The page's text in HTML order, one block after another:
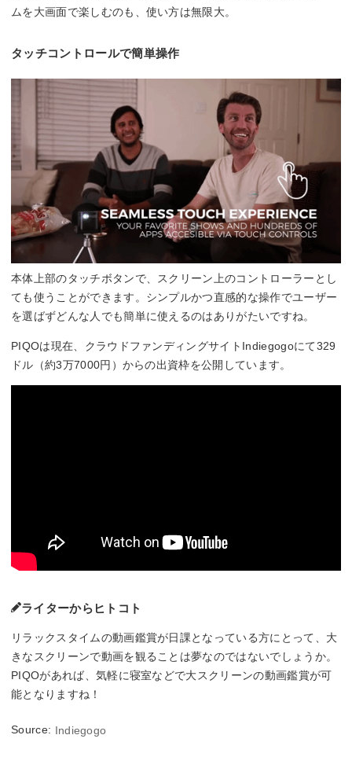
ムを大画面で楽しむのも、使い方は無限大。
タッチコントロールで簡単操作
本体上部のタッチボタンで、スクリーン上のコントローラーとし
ても使うことができます。シンプルかつ直感的な操作でユーザー
を選ばずどんな人でも簡単に使えるのはありがたいですね。
PIQOは現在、クラウドファンディングサイトIndiegogoにて329
ドル（約3万7000円）からの出資枠を公開しています。
ライターからヒトコト
リラックスタイムの動画鑑賞が日課となっている方にとって、大
きなスクリーンで動画を観ることは夢なのではないでしょうか。
PIQOがあれば、気軽に寝室などで大スクリーンの動画鑑賞が可
能となりますね！
Source: Indiegogo